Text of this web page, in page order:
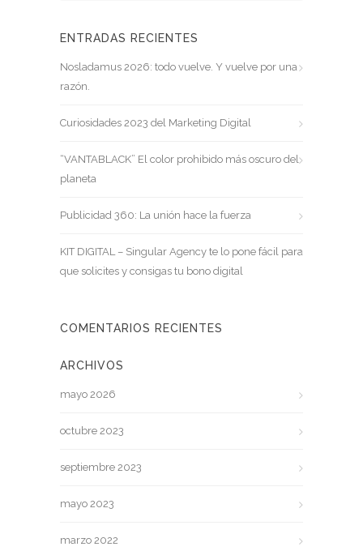
ENTRADAS RECIENTES
Nosladamus 2026: todo vuelve. Y vuelve por una
razón.
Curiosidades 2023 del Marketing Digital
“VANTABLACK” El color prohibido más oscuro del
planeta
Publicidad 360: La unión hace la fuerza
KIT DIGITAL – Singular Agency te lo pone fácil para
que solicites y consigas tu bono digital
COMENTARIOS RECIENTES
ARCHIVOS
mayo 2026
octubre 2023
septiembre 2023
mayo 2023
marzo 2022